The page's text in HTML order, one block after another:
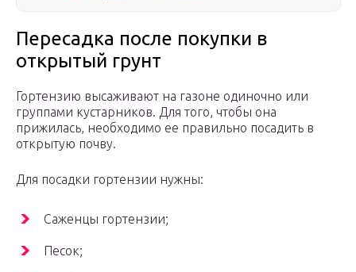
Пересадка после покупки в
открытый грунт
Гортензию высаживают на газоне одиночно или
группами кустарников. Для того, чтобы она
прижилась, необходимо ее правильно посадить в
открытую почву.
Для посадки гортензии нужны:
Саженцы гортензии;
Песок;